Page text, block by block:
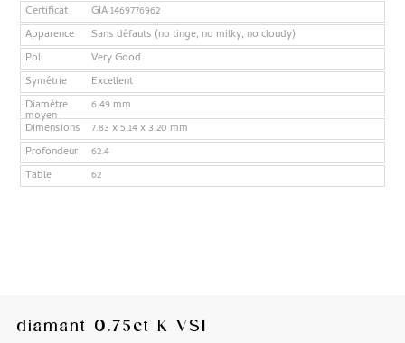
Certificat
GIA 1469776962
Apparence
Sans défauts (no tinge, no milky, no cloudy)
Poli
Very Good
Symétrie
Excellent
Diamètre
moyen
6.49 mm
Dimensions
7.83 x 5.14 x 3.20 mm
Profondeur
62.4
Table
62
diamant 0.75ct K VS1